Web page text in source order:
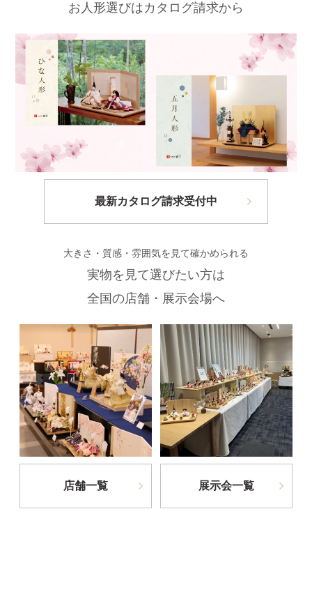
お人形選びはカタログ請求から
最新カタログ請求受付中
大きさ・質感・雰囲気を見て確かめられる
実物を見て選びたい方は
全国の店舗・展示会場へ
店舗一覧 展示会一覧